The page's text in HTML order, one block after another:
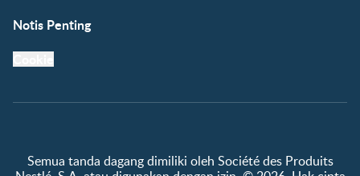
Notis Penting
Semua tanda dagang dimiliki oleh Société des Produits